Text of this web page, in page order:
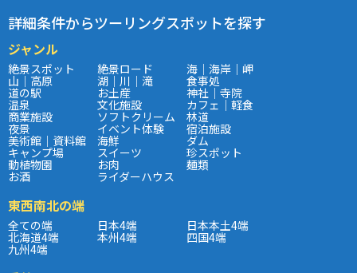
詳細条件からツーリングスポットを探す
ジャンル
絶景スポット 絶景ロード 海｜海岸｜岬
山｜高原 湖｜川｜滝 食事処
道の駅 お土産 神社｜寺院
温泉 文化施設 カフェ｜軽食
商業施設 ソフトクリーム 林道
夜景 イベント体験 宿泊施設
美術館｜資料館 海鮮 ダム
キャンプ場 スイーツ 珍スポット
動植物園 お肉 麺類
お酒 ライダーハウス
東西南北の端
全ての端 日本4端 日本本土4端
北海道4端 本州4端 四国4端
九州4端